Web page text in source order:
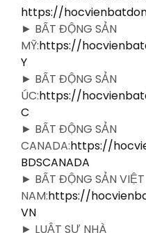
https://
► BẤT ĐỘNG SẢN
MỸ:https://
Y
► BẤT ĐỘNG SẢN
ÚC:https://
C
► BẤT ĐỘNG SẢN
CANADA:https://
BDSCANADA
► BẤT ĐỘNG SẢN VIỆT
NAM:https://
VN
► LUẬT SƯ NHÀ